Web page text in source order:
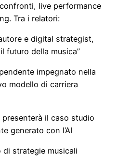
live performance
Tra i relatori:
e digital strategist,
il futuro della musica”
impegnato nella
modello di carriera
presenterà il caso studio
generato con l’AI
strategie musicali